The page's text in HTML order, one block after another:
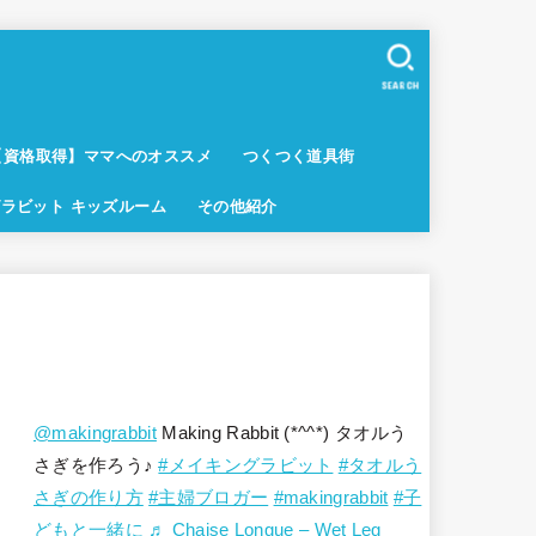
資格取得】ママへのオススメ つくつく道具街
ビット キッズルーム その他紹介
SEARCH
@makingrabbitMaking Rabbit (*^^*) タオルう
さぎを作ろう♪#メイキングラビット #タオルう
さぎの作り方 #主婦ブロガー #makingrabbit #子
どもと一緒に ♬ Chaise Longue – Wet Leg